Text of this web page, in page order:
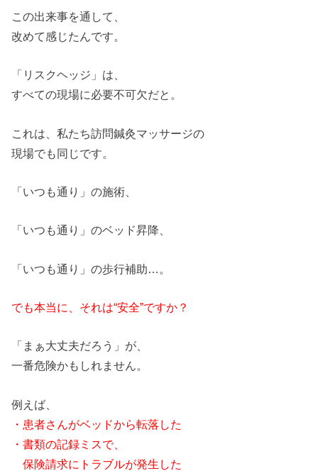
この出来事を通して、
改めて感じたんです。
「リスクヘッジ」は、
すべての現場に必要不可欠だと。
これは、私たち訪問鍼灸マッサージの
現場でも同じです。
「いつも通り」の施術、
「いつも通り」のベッド昇降、
「いつも通り」の歩行補助…。
でも本当に、それは“安全”ですか？
「まぁ大丈夫だろう」が、
一番危険かもしれません。
例えば、
・患者さんがベッドから転落した
・書類の記録ミスで、
保険請求にトラブルが発生した